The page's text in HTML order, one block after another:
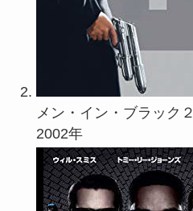
メン・イン・ブラック２
2002年